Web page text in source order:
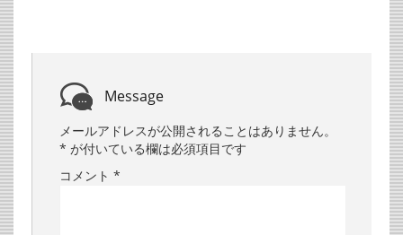
Message
メールアドレスが公開されることはありません。
* が付いている欄は必須項目です
コメント *